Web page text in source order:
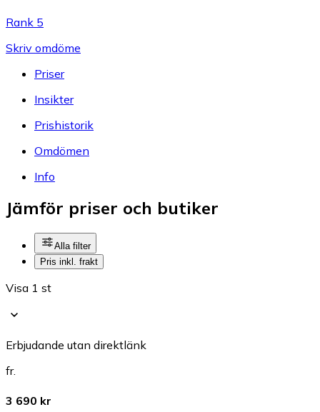
Rank 5
Skriv omdöme
Priser
Insikter
Prishistorik
Omdömen
Info
Jämför priser och butiker
Alla filter
Pris inkl. frakt
Visa 1 st
Erbjudande utan direktlänk
fr.
3 690 kr